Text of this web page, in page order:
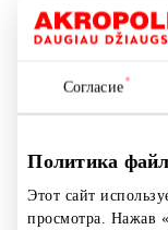
Согласие
Политика
Этот сайт
просмотра. Нажав